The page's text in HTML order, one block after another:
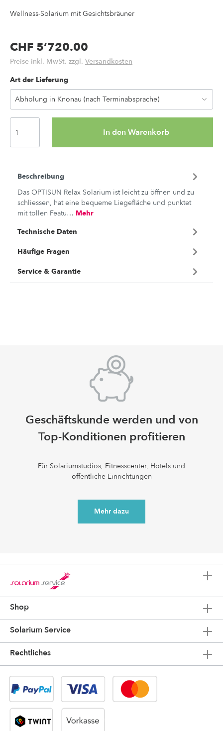
Wellness-Solarium mit Gesichtsbräuner
CHF 5’720.00
Preise inkl. MwSt. zzgl. Versandkosten
Art der Lieferung
In den Warenkorb
Beschreibung
Das OPTISUN Relax Solarium ist leicht zu öffnen und zu
schliessen, hat eine bequeme Liegefläche und punktet
mit tollen Featu… Mehr
Technische Daten
Häufige Fragen
Service & Garantie
Geschäftskunde werden und von
Top-Konditionen profitieren
Für Solariumstudios, Fitnesscenter, Hotels und
öffentliche Einrichtungen
Mehr dazu
Shop
Solarium Service
Rechtliches